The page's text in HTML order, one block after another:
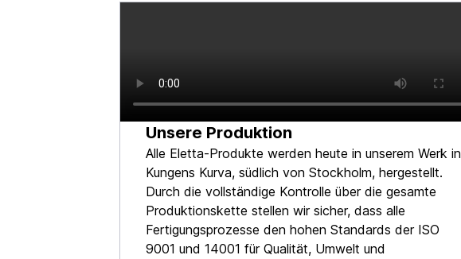
Unsere Produktion
Alle Eletta-Produkte werden heute in unserem Werk in
Kungens Kurva, südlich von Stockholm, hergestellt.
Durch die vollständige Kontrolle über die gesamte
Produktionskette stellen wir sicher, dass alle
Fertigungsprozesse den hohen Standards der ISO
9001 und 14001 für Qualität, Umwelt und